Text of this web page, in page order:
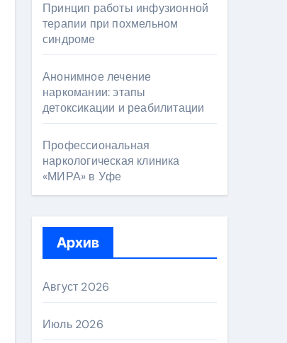
Принцип работы инфузионной
терапии при похмельном
синдроме
Анонимное лечение
наркомании: этапы
детоксикации и реабилитации
Профессиональная
наркологическая клиника
«МИРА» в Уфе
Архив
Август 2026
Июль 2026